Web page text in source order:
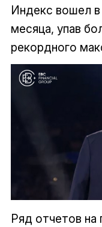
Индекс вошел в
месяца, упав
рекордного
Ряд отчетов